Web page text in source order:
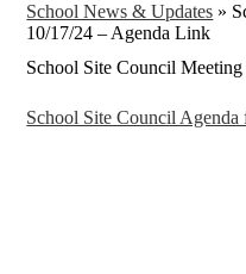
School News & Updates »
10/17/24 – Agenda Link
School Site Council
School Site Council Agenda